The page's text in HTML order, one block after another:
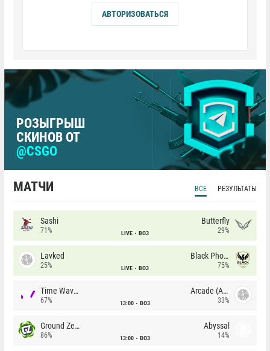
АВТОРИЗОВАТЬСЯ
РОЗЫГРЫШ
СКИНОВ ОТ
@CSGO
МАТЧИ ВСЕ РЕЗУЛЬТАТЫ
Sashi
71% LIVE BO3
Butterfly
29%
Lavked
25% LIVE BO3
Black Phoenix
75%
Time Waves
67% 13:00 BO3
Arcade (AU)
33%
Ground Zero
86% 13:00 BO3
Abyssal
14%